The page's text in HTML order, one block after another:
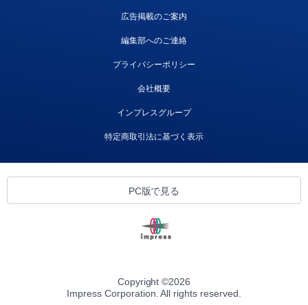
広告掲載のご案内
編集部へのご連絡
プライバシーポリシー
会社概要
インプレスグループ
特定商取引法に基づく表示
PC版で見る
Copyright ©2026
Impress Corporation. All rights reserved.